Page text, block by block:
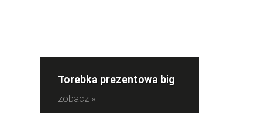
Torebka prezentowa big
zobacz »